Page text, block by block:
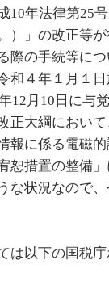
10年法律第25
）」の改正等
際の手続等に
和４年１月１日
12月10日に与
正大綱において
報に係る電磁
恕措置の整備
な状況なので
は以下の国税